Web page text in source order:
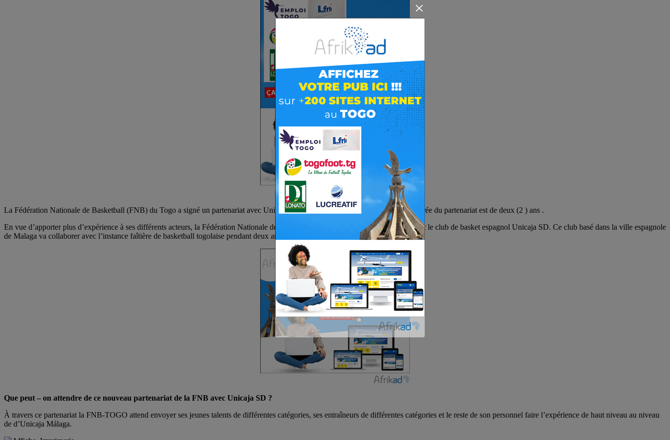
La Fédération Nationale de Basketball (FNB) du Togo a signé un partenariat avec Unicaja SD, un club espagnol de basketball. La durée du partenariat est de deux (2 ) ans .
En vue d’apporter plus d’expérience à ses différents acteurs, la Fédération Nationale de Basketball du Togo a signé un partenariat avec le club de basket espagnol Unicaja SD. Ce club basé dans la ville espagnole
de Malaga va collaborer avec l’instance faîtière de basketball togolaise pendant deux ans .
Que peut – on attendre de ce nouveau partenariat de la FNB avec Unicaja SD ?
À travers ce partenariat la FNB-TOGO attend envoyer ses jeunes talents de différentes catégories, ses entraîneurs de différentes catégories et le reste de son personnel faire l’expérience de haut niveau au niveau
de d’Unicaja Málaga.